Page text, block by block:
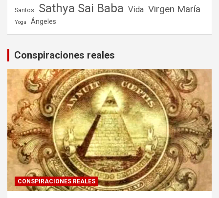
Santos Sathya Sai Baba Vida Virgen María
Yoga Ángeles
Conspiraciones reales
CONSPIRACIONES REALES